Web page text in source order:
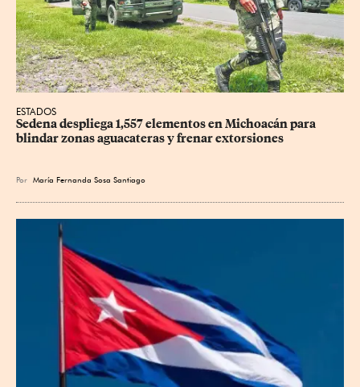
ESTADOS
Sedena despliega 1,557 elementos en Michoacán para
blindar zonas aguacateras y frenar extorsiones
Por María Fernanda Sosa Santiago